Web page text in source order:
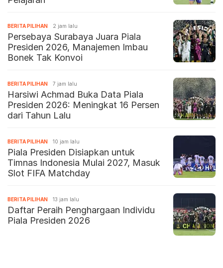
BERITA PILIHAN 2 jam lalu
Persebaya Surabaya Juara Piala
Presiden 2026, Manajemen Imbau
Bonek Tak Konvoi
BERITA PILIHAN 7 jam lalu
Harsiwi Achmad Buka Data Piala
Presiden 2026: Meningkat 16 Persen
dari Tahun Lalu
BERITA PILIHAN 10 jam lalu
Piala Presiden Disiapkan untuk
Timnas Indonesia Mulai 2027, Masuk
Slot FIFA Matchday
BERITA PILIHAN 13 jam lalu
Daftar Peraih Penghargaan Individu
Piala Presiden 2026